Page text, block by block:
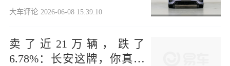
代步神器？
大车评论 2026-06-08 15:39:10
卖了近21万辆，跌了
6.78%：长安这牌，你真看